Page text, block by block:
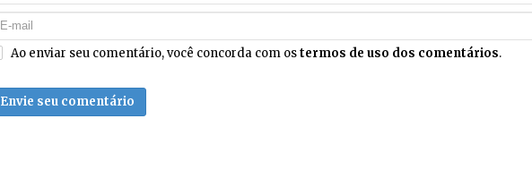
Ao enviar seu comentário, você concorda com ostermos de uso dos comentários.
Envie seu comentário